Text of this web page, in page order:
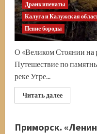
Дранкипенаты
Калуга и Калужская
Пение бороды
О «Великом Стоянии на
Путешествие по
реке Угре...
Читать далееПрочитать
больше
на
Приморск.